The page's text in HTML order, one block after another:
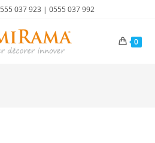
037 923 | 0555 037 992
0